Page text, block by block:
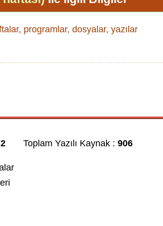
programlar, dosyalar, yazılar
Toplam Yazılı Kaynak :906